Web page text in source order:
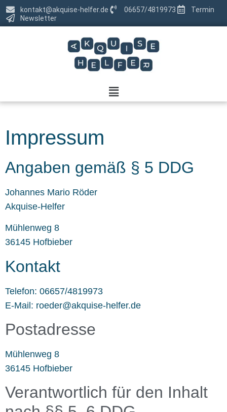
kontakt@akquise-helfer.de 06657/4819973
Termin
Newsletter
Impressum
Angaben gemäß § 5 DDG
Johannes Mario Röder
Akquise-Helfer
Mühlenweg 8
36145 Hofbieber
Kontakt
Telefon: 06657/4819973
E-Mail: roeder@akquise-helfer.de
Postadresse
Mühlenweg 8
36145 Hofbieber
Verantwortlich für den Inhalt